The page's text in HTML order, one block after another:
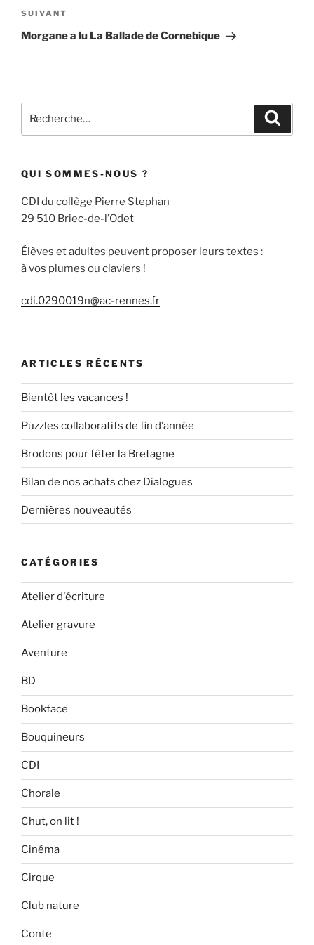
Article
suivant
SUIVANT
Morgane a lu La Ballade de Cornebique
pour
QUI SOMMES-NOUS ?
CDI du collège Pierre Stephan
29 510 Briec-de-l’Odet
Élèves et adultes peuvent proposer leurs textes :
à vos plumes ou claviers !
cdi.0290019n@ac-rennes.fr
ARTICLES RÉCENTS
Bientôt les vacances !
Puzzles collaboratifs de fin d’année
Brodons pour fêter la Bretagne
Bilan de nos achats chez Dialogues
Dernières nouveautés
CATÉGORIES
Atelier d'écriture
Atelier gravure
Aventure
BD
Bookface
Bouquineurs
CDI
Chorale
Chut, on lit !
Cinéma
Cirque
Club nature
Conte